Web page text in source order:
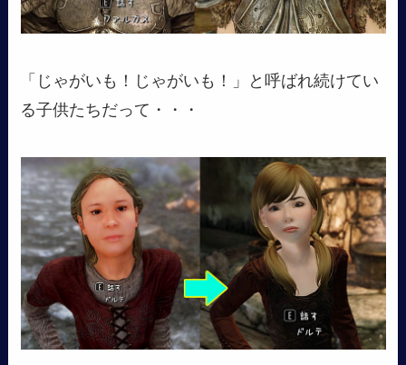
「じゃがいも！じゃがいも！」と呼ばれ続けてい
る子供たちだって・・・